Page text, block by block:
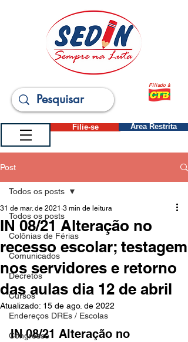
Filiado à
Filie-se Área Restrita
Post
Todos os posts
Colônias de Férias
Comunicados
Decretos
Cursos
Endereços DREs / Escolas
Congresso
Todos os posts
IN 08/21 Alteração no
recesso escolar; testagem
nos servidores e retorno
das aulas dia 12 de abril
31 de mar. de 2021 3 min de leitura
Atualizado: 15 de ago. de 2022
IN 08/21 Alteração no